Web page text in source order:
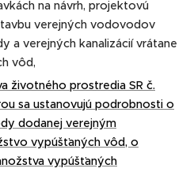
na návrh, projektovú
verejných vodovodov
a verejných kanalizácií vrátane
vôd,
životného prostredia SR č.
sa ustanovujú podrobnosti o
dodanej verejným
vypúšťaných vôd, o
vypúšťaných